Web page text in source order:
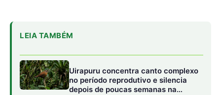
LEIA TAMBÉM
Uirapuru concentra canto complexo
no período reprodutivo e silencia
depois de poucas semanas na